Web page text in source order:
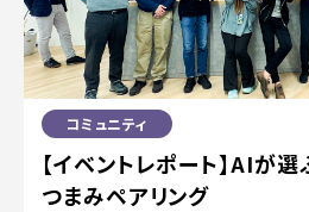
コミュニティ
【イベントレポート】AIが
つまみペアリング